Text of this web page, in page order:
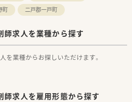
町 二戸郡一戸町
師求人を業種から探す
を業種からお探しいただけます。
師求人を雇用形態から探す